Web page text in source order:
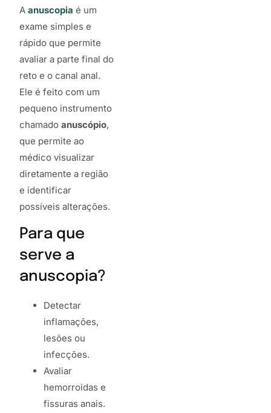
Aanuscopia é um
exame simples e
rápido que permite
avaliar a parte final do
reto e o canal anal.
Ele é feito com um
pequeno instrumento
chamadoanuscópio,
que permite ao
médico visualizar
diretamente a região
e identificar
possíveis alterações.
Para que
serve a
anuscopia?
Detectar
inflamações,
lesões ou
infecções.
Avaliar
hemorroidas e
fissuras anais.